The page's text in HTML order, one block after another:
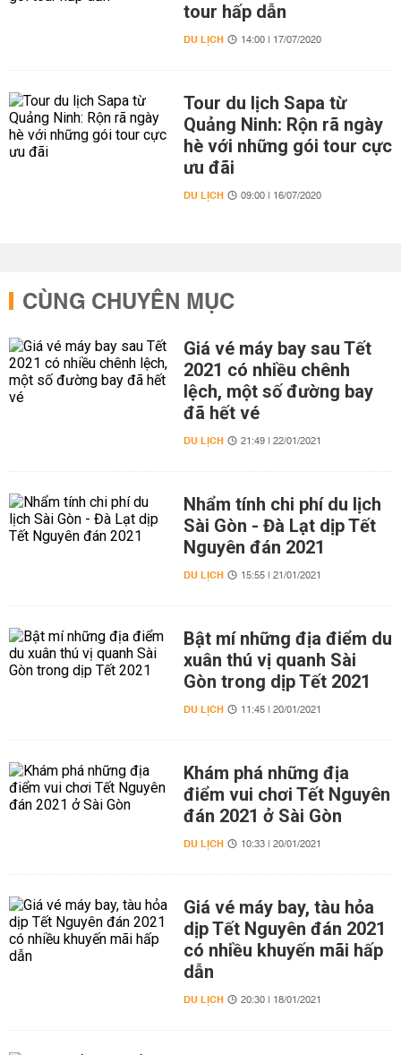
tour hấp dẫn
DU LỊCH 14:00 | 17/07/2020
Tour du lịch Sapa từ
Quảng Ninh: Rộn rã ngày
hè với những gói tour cực
ưu đãi
DU LỊCH 09:00 | 16/07/2020
CÙNG CHUYÊN MỤC
Giá vé máy bay sau Tết
2021 có nhiều chênh
lệch, một số đường bay
đã hết vé
DU LỊCH 21:49 | 22/01/2021
Nhẩm tính chi phí du lịch
Sài Gòn - Đà Lạt dịp Tết
Nguyên đán 2021
DU LỊCH 15:55 | 21/01/2021
Bật mí những địa điểm du
xuân thú vị quanh Sài
Gòn trong dịp Tết 2021
DU LỊCH 11:45 | 20/01/2021
Khám phá những địa
điểm vui chơi Tết Nguyên
đán 2021 ở Sài Gòn
DU LỊCH 10:33 | 20/01/2021
Giá vé máy bay, tàu hỏa
dịp Tết Nguyên đán 2021
có nhiều khuyến mãi hấp
dẫn
DU LỊCH 20:30 | 18/01/2021